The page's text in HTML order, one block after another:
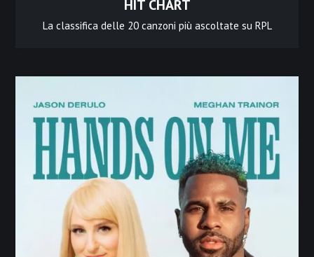
HIT CHART
La classifica delle 20 canzoni più ascoltate su RPL